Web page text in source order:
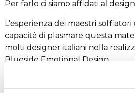
Per farlo ci siamo affidati al
L’esperienza dei maestri
capacità di plasmare questa
molti designer italiani nella
Blueside Emotional Design.